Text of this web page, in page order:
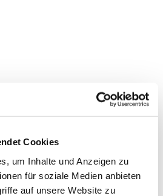
Cookies
um Inhalte und Anzeigen zu
für soziale Medien anbieten
auf unsere Website zu